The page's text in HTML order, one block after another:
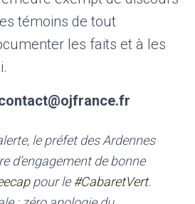
témoins de tout
les faits et à les
le préfet des Ardennes
d’engagement de bonne
pour le#CabaretVert.